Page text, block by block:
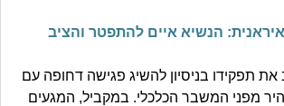
הנשיא איים להתפטר והציב
את תפקידו בניסיון להשיג פגישה דחופה עם
מפני המשבר הכלכלי. במקביל, המגעים